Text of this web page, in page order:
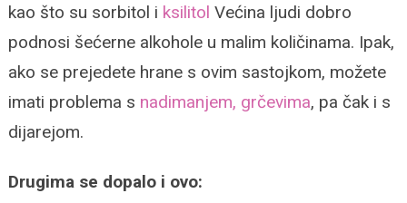
kao što su sorbitol i ksilitol Većina ljudi dobro
podnosi šećerne alkohole u malim količinama. Ipak,
ako se prejedete hrane s ovim sastojkom, možete
imati problema s nadimanjem, grčevima, pa čak i s
dijarejom.
Drugima se dopalo i ovo: